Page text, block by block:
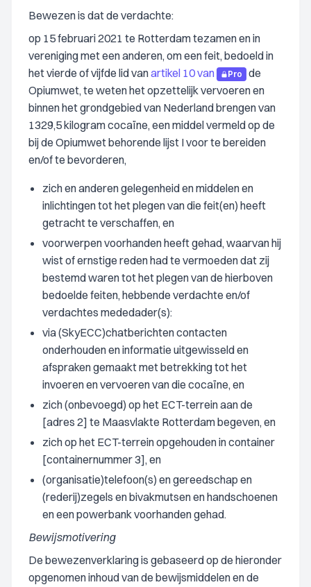
Bewezen is dat de verdachte:
op 15 februari 2021 te Rotterdam tezamen en in
vereniging met een anderen, om een feit, bedoeld in
het vierde of vijfde lid vanartikel 10 van Pro
de
Opiumwet, te weten het opzettelijk vervoeren en
binnen het grondgebied van Nederland brengen van
1329,5 kilogram cocaïne, een middel vermeld op de
bij de Opiumwet behorende lijst I voor te bereiden
en/of te bevorderen,
zich en anderen gelegenheid en middelen en
inlichtingen tot het plegen van die feit(en) heeft
getracht te verschaffen, en
voorwerpen voorhanden heeft gehad, waarvan hij
wist of ernstige reden had te vermoeden dat zij
bestemd waren tot het plegen van de hierboven
bedoelde feiten, hebbende verdachte en/of
verdachtes mededader(s):
via (SkyECC)chatberichten contacten
onderhouden en informatie uitgewisseld en
afspraken gemaakt met betrekking tot het
invoeren en vervoeren van die cocaïne, en
zich (onbevoegd) op het ECT-terrein aan de
[adres 2] te Maasvlakte Rotterdam begeven, en
zich op het ECT-terrein opgehouden in container
[containernummer 3], en
(organisatie)telefoon(s) en gereedschap en
(rederij)zegels en bivakmutsen en handschoenen
en een powerbank voorhanden gehad.
Bewijsmotivering
De bewezenverklaring is gebaseerd op de hieronder
opgenomen inhoud van de bewijsmiddelen en de